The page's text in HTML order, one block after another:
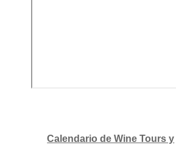
Calendario de Wine Tours y